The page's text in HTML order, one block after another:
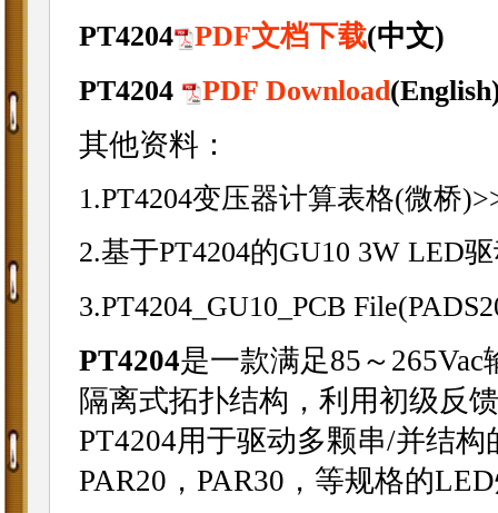
PT4204 PDF文档下载(中文)
PT4204
PDF Download
其他资料：
1.PT4204变压器计算表格(微桥
2.基于PT4204的GU10 3W LED
3.PT4204_GU10_PCB
PT4204是一款满足85～
隔离式拓扑结构，利用初级反
PT4204用于驱动多颗串/并结
PAR20，PAR30，等规格的